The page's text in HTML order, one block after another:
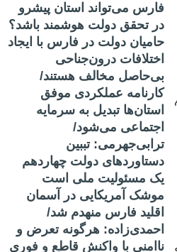
فارس می‌تواند استان پیشرو
در تحقق دولت هوشمند باشد؟
حامیان دولت در فارس با ایجاد
اختلافات درون‌جناحی
بی‌حاصل مخالف هستند/
کارنامه عملکردی موفق
استان‌ها تبدیل به سرمایه
اجتماعی می‌شود/
ترابی‌جهرمی: تببین
دستاوردهای دولت چهاردهم
یک مسئولیت ملی است
موشک آمریکایی در آسمان
اقلید فارس منهدم شد/
احمدی‌زاده: هرگونه تعرض و
ناامنی با واکنش قاطع و فوری